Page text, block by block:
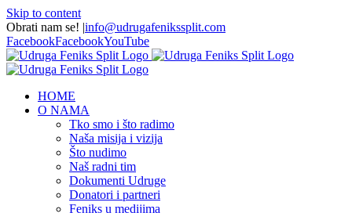
Skip to content
Obrati nam se! |info@udrugafenikssplit.com
FacebookFacebookYouTube
HOME
O NAMA
Tko smo i što radimo
Naša misija i vizija
Što nudimo
Naš radni tim
Dokumenti Udruge
Donatori i partneri
Feniks u medijima